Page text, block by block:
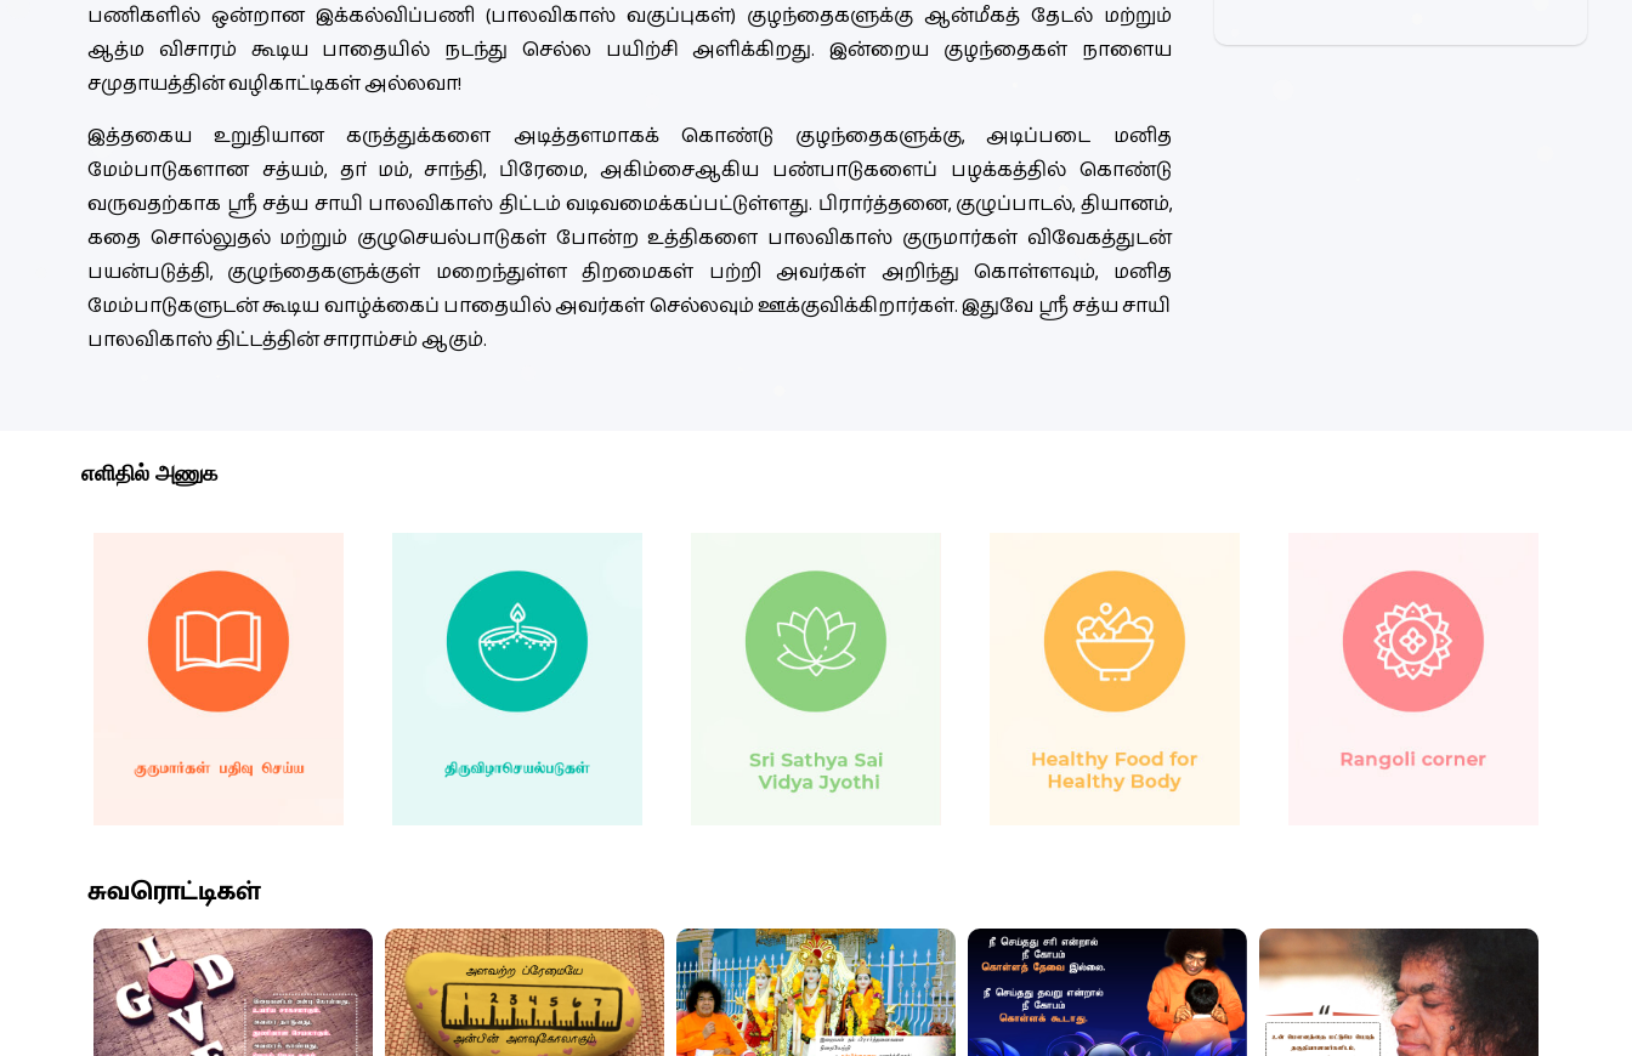
பணிகளில் ஒன்றான இக்கல்விப்பணி (பாலவிகாஸ் வகுப்புகள்) குழந்தைகளுக்கு ஆன்மீகத் தேடல் மற்றும்
ஆத்ம விசாரம் கூடிய பாதையில் நடந்து செல்ல பயிற்சி அளிக்கிறது. இன்றைய குழந்தைகள் நாளைய
சமுதாயத்தின் வழிகாட்டிகள் அல்லவா!
இத்தகைய உறுதியான கருத்துக்களை அடித்தளமாகக் கொண்டு குழந்தைகளுக்கு, அடிப்படை மனித
மேம்பாடுகளான சத்யம், தா்மம், சாந்தி, பிரேமை, அகிம்சைஆகிய பண்பாடுகளைப் பழக்கத்தில் கொண்டு
வருவதற்காக ஸ்ரீ சத்ய சாயி பாலவிகாஸ் திட்டம் வடிவமைக்கப்பட்டுள்ளது. பிரார்த்தனை, குழுப்பாடல், தியானம்,
கதை சொல்லுதல் மற்றும் குழுசெயல்பாடுகள் போன்ற உத்திகளை பாலவிகாஸ் குருமார்கள் விவேகத்துடன்
பயன்படுத்தி, குழுந்தைகளுக்குள் மறைந்துள்ள திறமைகள் பற்றி அவர்கள் அறிந்து கொள்ளவும், மனித
மேம்பாடுகளுடன் கூடிய வாழ்க்கைப் பாதையில் அவர்கள் செல்லவும் ஊக்குவிக்கிறார்கள். இதுவே ஸ்ரீ சத்ய சாயி
பாலவிகாஸ் திட்டத்தின் சாராம்சம் ஆகும்.
எளிதில் அணுக
சுவரொட்டிகள்